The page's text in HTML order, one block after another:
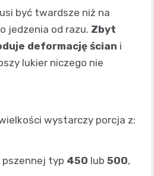
być twardsze niż na
jedzenia od razu. Zbyt
deformację ścian i
lukier niczego nie
wystarczy porcja z:
pszennej typ 450 lub 500,